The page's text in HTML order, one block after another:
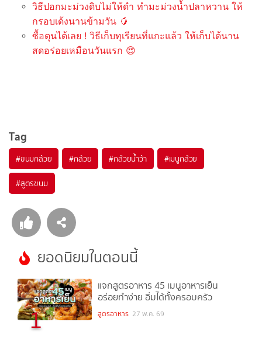
วิธีปอกมะม่วงดิบไม่ให้ดำ ทำมะม่วงน้ำปลาหวาน ให้
กรอบเด้งนานข้ามวัน 🥭
ซื้อตุนได้เลย ! วิธีเก็บทุเรียนที่แกะแล้ว ให้เก็บได้นาน
สดอร่อยเหมือนวันแรก 😍
Tag
#ขนมกล้วย #กล้วย #กล้วยน้ำว้า #เมนูกล้วย
#สูตรขนม
ยอดนิยมในตอนนี้
1
แจกสูตรอาหาร 45 เมนูอาหารเย็น
อร่อยทำง่าย อิ่มได้ทั้งครอบครัว
สูตรอาหาร 27 พ.ค. 69